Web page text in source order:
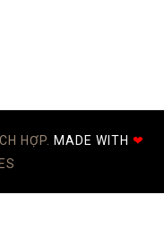
HỢP. MADE WITH ❤